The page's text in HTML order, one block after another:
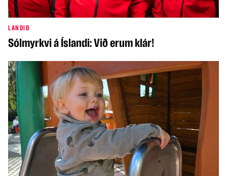
LANDIÐ
Sólmyrkvi á Íslandi: Við erum klár!